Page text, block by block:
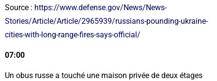
Source : https://www.defense.gov/News/News-
Stories/Article/Article/2965939/russians-pounding-ukraine-
cities-with-long-range-fires-says-official/
07:00
Un obus russe a touché une maison privée de deux étages